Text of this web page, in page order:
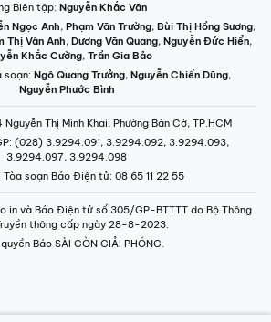
Biên tập: Nguyễn Khắc Văn
Ngọc Anh, Phạm Văn Trường, Bùi Thị Hồng Sương,
Thị Vân Anh, Dương Văn Quang, Nguyễn Đức Hiển,
Khắc Cường, Trần Gia Bảo
soạn: Ngô Quang Trưởng, Nguyễn Chiến Dũng,
Nguyễn Phước Bình
Thị Minh Khai, Phường Bàn Cờ, TP.HCM
: (028) 3.9294.091, 3.9294.092, 3.9294.093,
3.9294.097, 3.9294.098
soạn Báo Điện tử: 08 65 11 22 55
in và Báo Điện tử số 305/GP-BTTTT do Bộ Thông
thông cấp ngày 28-8-2023.
Báo SÀI GÒN GIẢI PHÓNG.